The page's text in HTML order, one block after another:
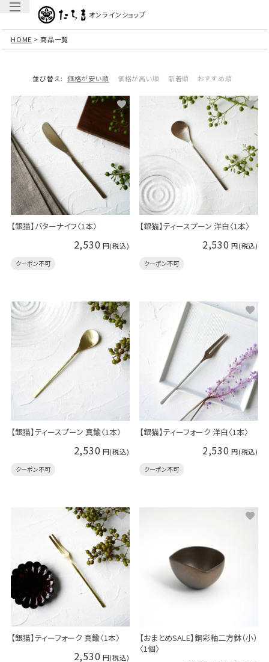
オンラインショップ
HOME 商品一覧
並び替え 価格が安い順 価格が高い順 新着順 おすすめ順
【銀猫】バターナイフ〈1本〉
2,530
クーポン不可
【銀猫】ティースプーン 洋白〈1本〉
2,530
クーポン不可
【銀猫】ティースプーン 真鍮〈1本〉
2,530
クーポン不可
【銀猫】ティーフォーク 洋白〈1本〉
2,530
クーポン不可
【銀猫】ティーフォーク 真鍮〈1本〉
2,530
【おまとめSALE】銅彩釉二方鉢（小）
〈1個〉